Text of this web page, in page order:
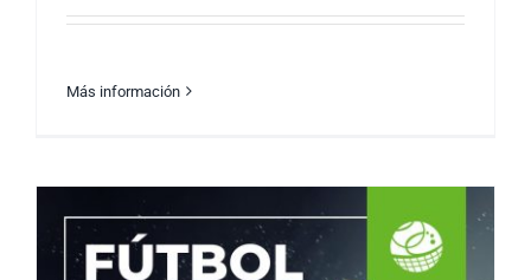
Descubriendo la Pasión por el Ecuavolley en
Quito
Más información